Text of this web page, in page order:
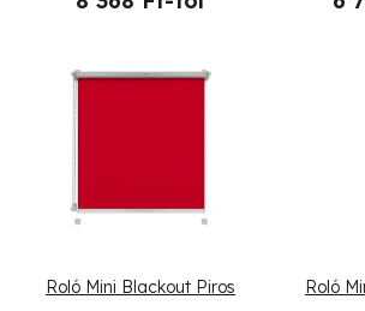
Roló Mini Blackout Piros Roló